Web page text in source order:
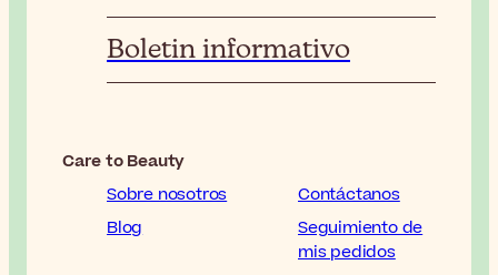
Boletin informativo
Care to Beauty
Sobre nosotros
Contáctanos
Blog
Seguimiento de
mis pedidos